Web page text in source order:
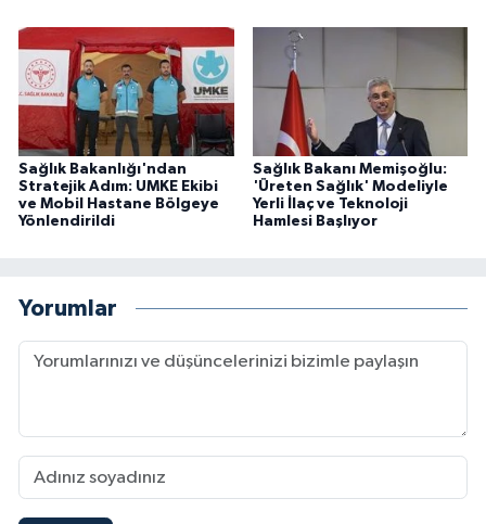
Sağlık Bakanlığı'ndan
Stratejik Adım: UMKE Ekibi
ve Mobil Hastane Bölgeye
Yönlendirildi
Sağlık Bakanı Memişoğlu:
'Üreten Sağlık' Modeliyle
Yerli İlaç ve Teknoloji
Hamlesi Başlıyor
Yorumlar